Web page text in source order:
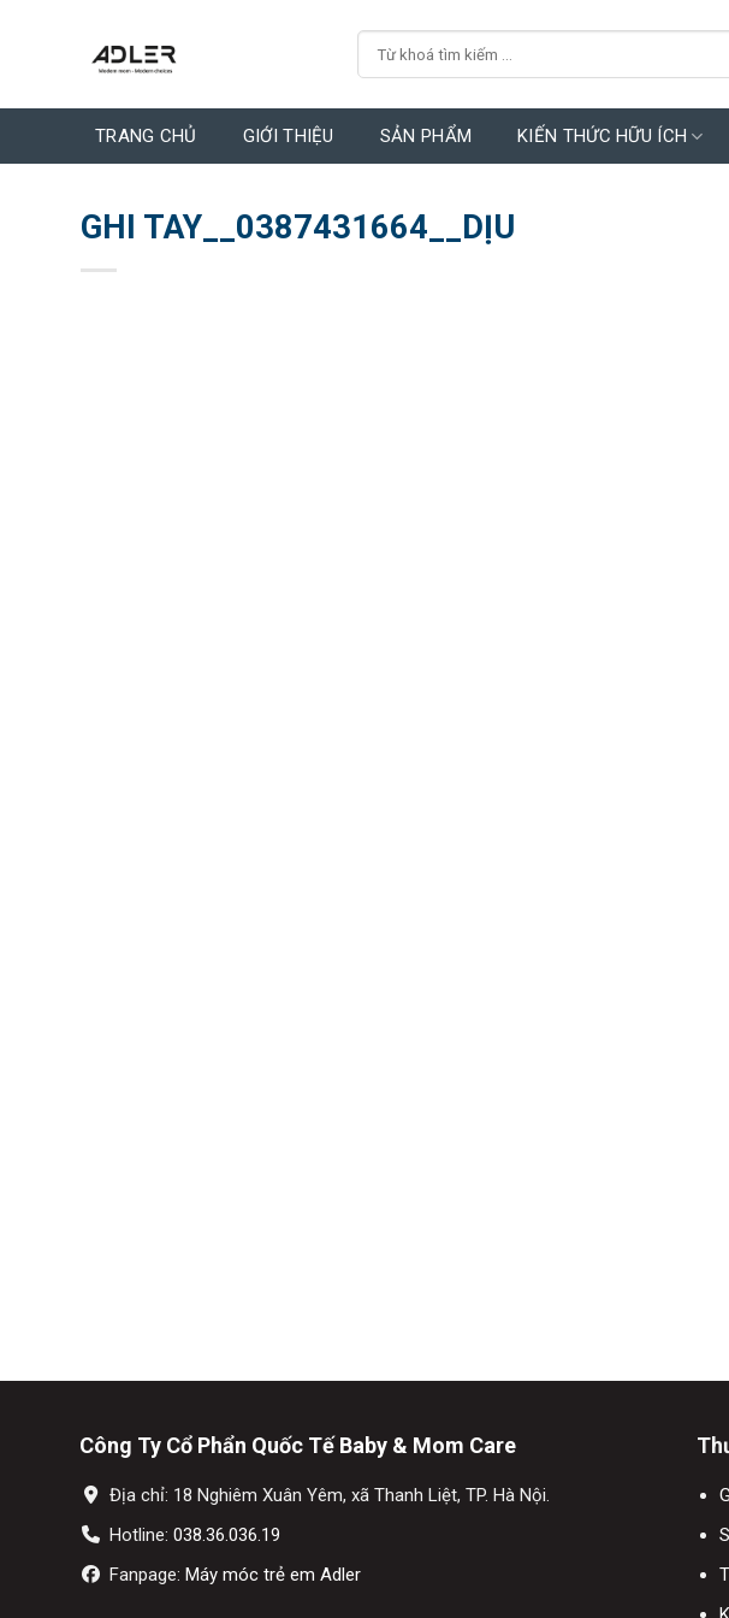
for:
TRANG CHỦ GIỚI THIỆU SẢN PHẨM KIẾN THỨC HỮU ÍCH
GHI TAY__0387431664__DỊU
Công Ty Cổ Phẩn Quốc Tế Baby & Mom Care
Địa chỉ: 18 Nghiêm Xuân Yêm, xã Thanh Liệt, TP. Hà Nội.
Hotline: 038.36.036.19
Fanpage: Máy móc trẻ em Adler